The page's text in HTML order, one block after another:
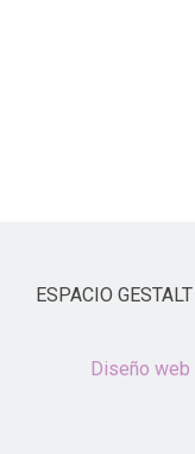
ESPACIO
Diseño web